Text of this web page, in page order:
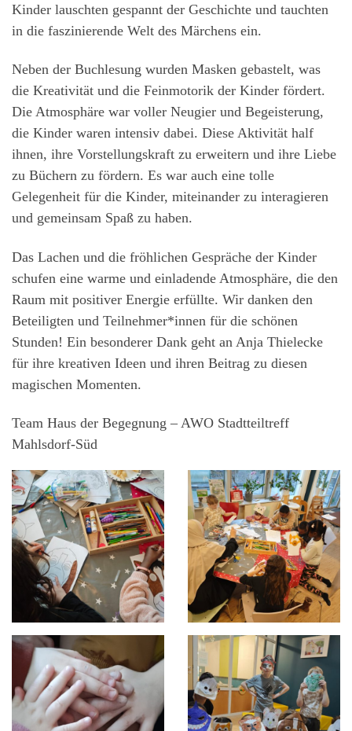
Kinder lauschten gespannt der Geschichte und tauchten
in die faszinierende Welt des Märchens ein.
Neben der Buchlesung wurden Masken gebastelt, was
die Kreativität und die Feinmotorik der Kinder fördert.
Die Atmosphäre war voller Neugier und Begeisterung,
die Kinder waren intensiv dabei. Diese Aktivität half
ihnen, ihre Vorstellungskraft zu erweitern und ihre Liebe
zu Büchern zu fördern. Es war auch eine tolle
Gelegenheit für die Kinder, miteinander zu interagieren
und gemeinsam Spaß zu haben.
Das Lachen und die fröhlichen Gespräche der Kinder
schufen eine warme und einladende Atmosphäre, die den
Raum mit positiver Energie erfüllte. Wir danken den
Beteiligten und Teilnehmer*innen für die schönen
Stunden! Ein besonderer Dank geht an Anja Thielecke
für ihre kreativen Ideen und ihren Beitrag zu diesen
magischen Momenten.
Team Haus der Begegnung – AWO Stadtteiltreff
Mahlsdorf-Süd